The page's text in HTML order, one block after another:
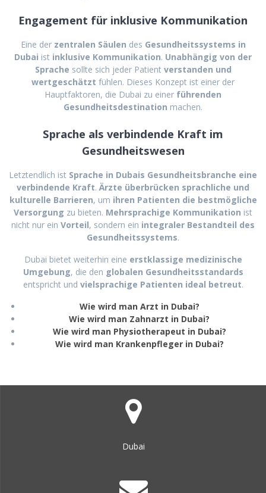
Engagement für inklusive Kommunikation
Eine der zentralen Säulen des Gesundheitssystems in
Dubai ist inklusive Kommunikation. Unabhängig von der
Sprache sollte sich jeder Patient verstanden und
wertgeschätzt fühlen. Dieses Konzept ist einer der
Hauptfaktoren, die Dubai zu einer führenden
Gesundheitsdestination machen.
Sprache als verbindende Kraft im
Gesundheitswesen
Letztendlich ist Sprache in Dubais Gesundheitsbranche eine
verbindende Kraft.Ärzte überbrücken sprachliche und
kulturelle Barrieren, um ihren Patienten die bestmögliche
Versorgung zu bieten. Mehrsprachige Kommunikation ist
nicht nur ein Vorteil, sondern ein integraler Bestandteil des
Gesundheitssystems.
Dubai bietet weiterhin eine erstklassige medizinische
Umgebung, die den globalen Gesundheitsstandards
entspricht und vielsprachige Patienten ideal betreut.
Wie wird man Arzt in Dubai?
Wie wird man Zahnarzt in Dubai?
Wie wird man Physiotherapeut in Dubai?
Wie wird man Krankenpfleger in Dubai?
Dubai